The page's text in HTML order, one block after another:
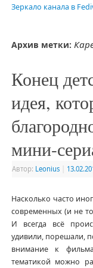
Зеркало канала в
Архив метки:
Конец
идея,
мини-
Автор: Leonius
Насколько часто
современных (и не
И всегда всё
удивили, порешали,
внимание к
тематикой можно